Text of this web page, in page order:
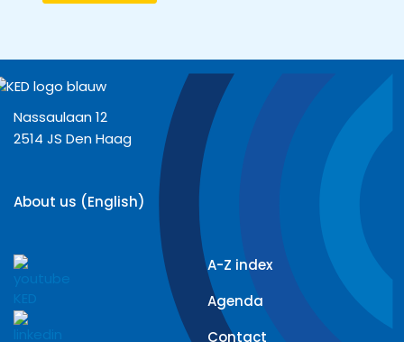
Nassaulaan 12
2514 JS Den Haag
About us (English)
A-Z index
Agenda
Contact